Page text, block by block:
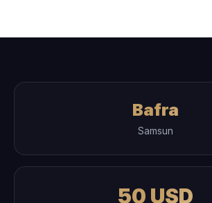
Bafra
Samsun
50 USD